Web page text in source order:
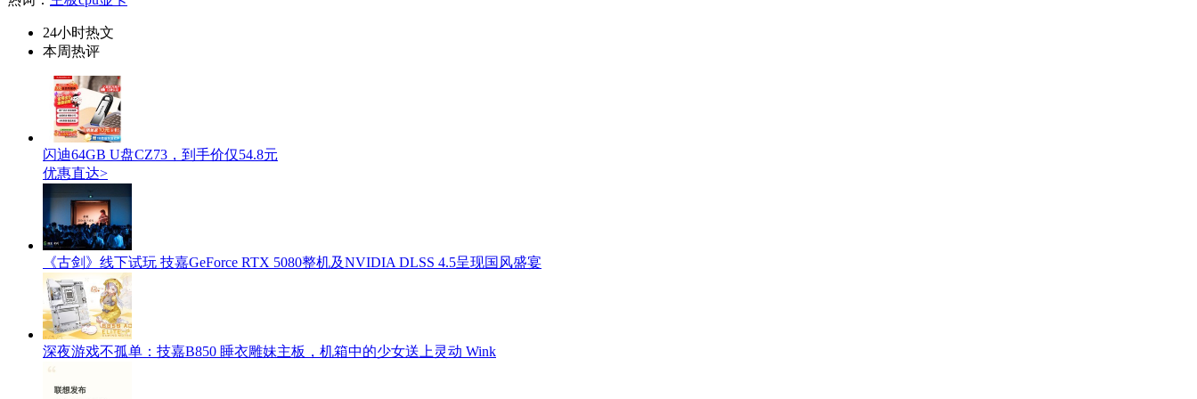
24小时热文
本周热评
闪迪64GB U盘CZ73，到手价仅54.8元
优惠直达>
《古剑》线下试玩 技嘉GeForce RTX 5080整机及NVIDIA DLSS 4.5呈现国风盛宴
深夜游戏不孤单：技嘉B850 睡衣雕妹主板，机箱中的少女送上灵动 Wink